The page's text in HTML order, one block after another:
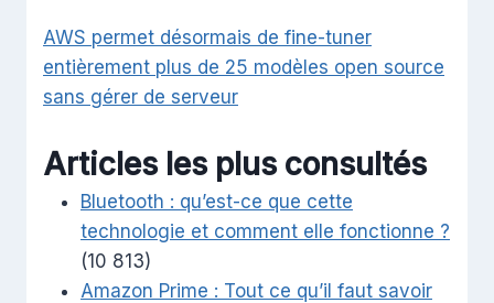
AWS permet désormais de fine-tuner
entièrement plus de 25 modèles open source
sans gérer de serveur
Articles les plus consultés
Bluetooth : qu’est-ce que cette
technologie et comment elle fonctionne ?
(10 813)
Amazon Prime : Tout ce qu’il faut savoir